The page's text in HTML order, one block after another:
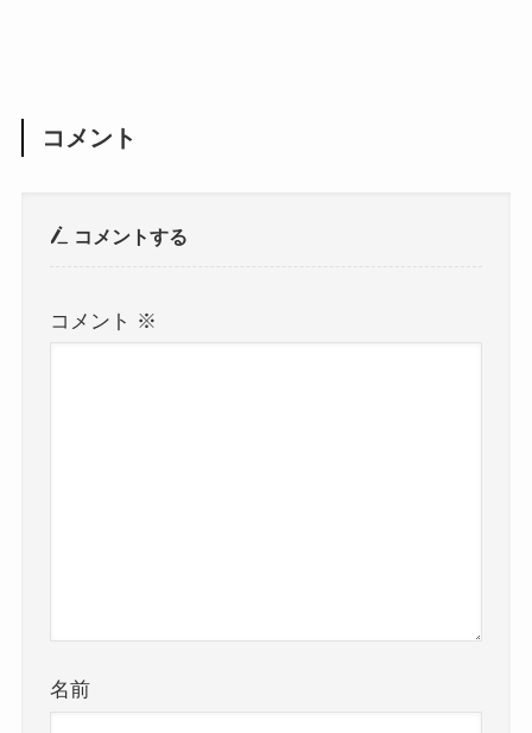
コメント
コメントする
コメント ※
名前